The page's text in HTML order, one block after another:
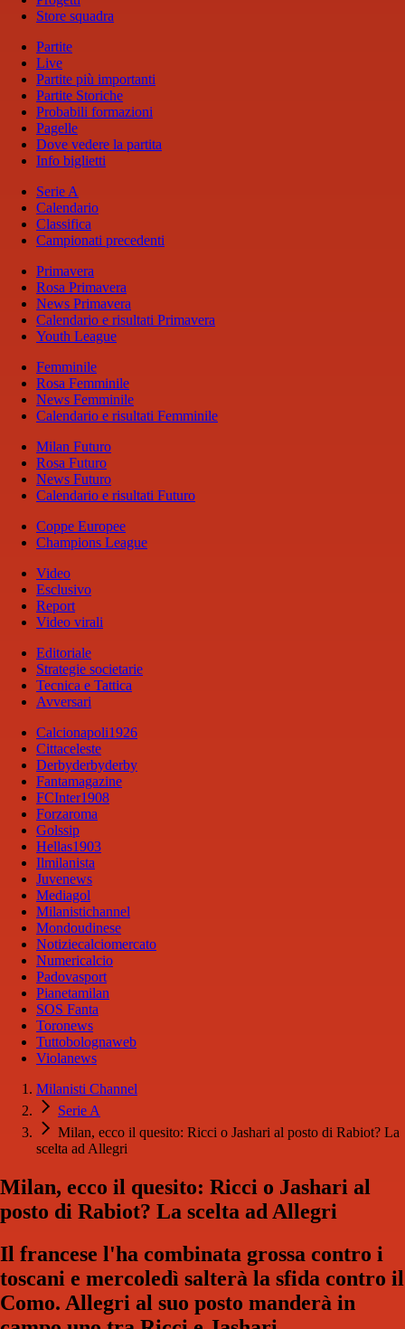
Store squadra
Partite
Live
Partite più importanti
Partite Storiche
Probabili formazioni
Pagelle
Dove vedere la partita
Info biglietti
Serie A
Calendario
Classifica
Campionati precedenti
Primavera
Rosa Primavera
News Primavera
Calendario e risultati Primavera
Youth League
Femminile
Rosa Femminile
News Femminile
Calendario e risultati Femminile
Milan Futuro
Rosa Futuro
News Futuro
Calendario e risultati Futuro
Coppe Europee
Champions League
Video
Esclusivo
Report
Video virali
Editoriale
Strategie societarie
Tecnica e Tattica
Avversari
Calcionapoli1926
Cittaceleste
Derbyderbyderby
Fantamagazine
FCInter1908
Forzaroma
Golssip
Hellas1903
Ilmilanista
Juvenews
Mediagol
Milanistichannel
Mondoudinese
Notiziecalciomercato
Numericalcio
Padovasport
Pianetamilan
SOS Fanta
Toronews
Tuttobolognaweb
Violanews
Milanisti Channel
Serie A
Milan, ecco il quesito: Ricci o Jashari al posto di Rabiot? La
scelta ad Allegri
Milan, ecco il quesito: Ricci o Jashari al
posto di Rabiot? La scelta ad Allegri
Il francese l'ha combinata grossa contro i
toscani e mercoledì salterà la sfida contro il
Como. Allegri al suo posto manderà in